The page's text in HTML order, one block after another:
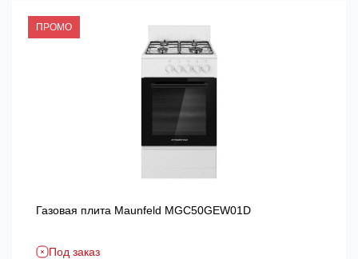
ПРОМО
Газовая плита Maunfeld MGC50GEW01D
Под заказ